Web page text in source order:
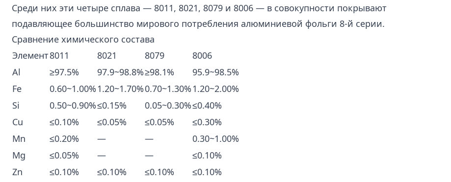
Среди них эти четыре сплава — 8011, 8021, 8079 и 8006 — в совокупности покрывают
подавляющее большинство мирового потребления алюминиевой фольги 8-й серии.
Сравнение химического состава
Элемент8011 8021 8079
8006
Al
≥97.5% 97.9~98.8%≥98.1%
95.9~98.5%
Fe
0.60~1.00%1.20~1.70%0.70~1.30%1.20~2.00%
Si
0.50~0.90%≤0.15% 0.05~0.30%≤0.40%
Cu
≤0.10% ≤0.05% ≤0.05%
≤0.30%
Mn
≤0.20% — —
0.30~1.00%
Mg
≤0.05% — —
≤0.10%
Zn
≤0.10% ≤0.10% ≤0.10%
≤0.10%